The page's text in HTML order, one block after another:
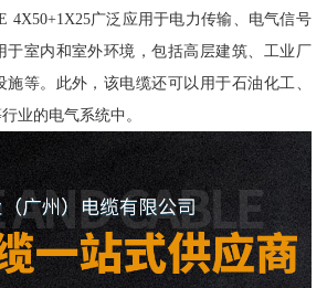
4X50+1X25广泛应用于电力传输、电气信号
于室内和室外环境，包括高层建筑、工业厂
等。此外，该电缆还可以用于石油化工、
业的电气系统中。